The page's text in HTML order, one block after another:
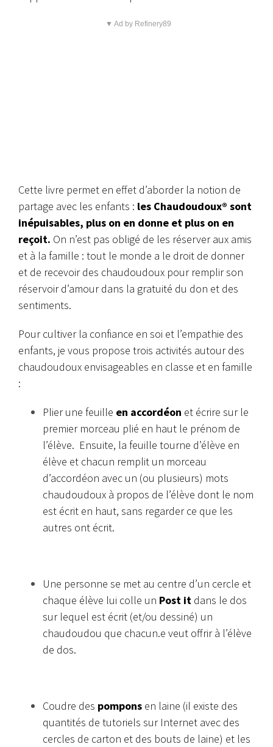
▼ Ad by Refinery89
Cette livre permet en effet d’aborder la notion de
partage avec les enfants : les Chaudoudoux® sont
inépuisables, plus on en donne et plus on en
reçoit. On n’est pas obligé de les réserver aux amis
et à la famille : tout le monde a le droit de donner
et de recevoir des chaudoudoux pour remplir son
réservoir d’amour dans la gratuité du don et des
sentiments.
Pour cultiver la confiance en soi et l’empathie des
enfants, je vous propose trois activités autour des
chaudoudoux envisageables en classe et en famille
:
Plier une feuille en accordéon et écrire sur le
premier morceau plié en haut le prénom de
l’élève. Ensuite, la feuille tourne d’élève en
élève et chacun remplit un morceau
d’accordéon avec un (ou plusieurs) mots
chaudoudoux à propos de l’élève dont le nom
est écrit en haut, sans regarder ce que les
autres ont écrit.
Une personne se met au centre d’un cercle et
chaque élève lui colle un Post it dans le dos
sur lequel est écrit (et/ou dessiné) un
chaudoudou que chacun.e veut offrir à l’élève
de dos.
Coudre des pompons en laine (il existe des
quantités de tutoriels sur Internet avec des
cercles de carton et des bouts de laine) et les